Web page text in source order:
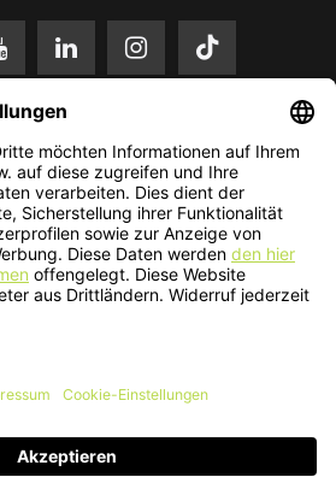
Mehrwertsteuer zzgl. Versandkosten.
vorbehalten. Nur solange der Vorrat reicht.
GmbH & Co. KG - All Rights Reserved.​